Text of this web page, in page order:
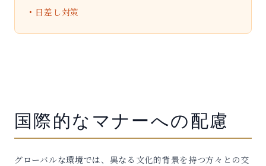
• 日差し対策
国際的なマナーへの配慮
グローバルな環境では、異なる文化的背景を持つ方々との交